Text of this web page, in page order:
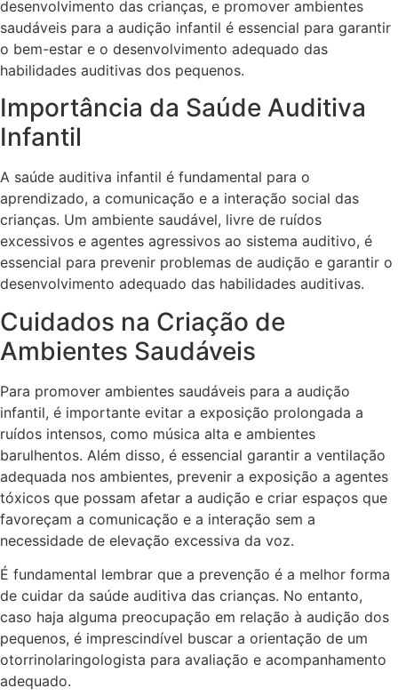
desenvolvimento das crianças, e promover ambientes
saudáveis para a audição infantil é essencial para garantir
o bem-estar e o desenvolvimento adequado das
habilidades auditivas dos pequenos.
Importância da Saúde Auditiva
Infantil
A saúde auditiva infantil é fundamental para o
aprendizado, a comunicação e a interação social das
crianças. Um ambiente saudável, livre de ruídos
excessivos e agentes agressivos ao sistema auditivo, é
essencial para prevenir problemas de audição e garantir o
desenvolvimento adequado das habilidades auditivas.
Cuidados na Criação de
Ambientes Saudáveis
Para promover ambientes saudáveis para a audição
infantil, é importante evitar a exposição prolongada a
ruídos intensos, como música alta e ambientes
barulhentos. Além disso, é essencial garantir a ventilação
adequada nos ambientes, prevenir a exposição a agentes
tóxicos que possam afetar a audição e criar espaços que
favoreçam a comunicação e a interação sem a
necessidade de elevação excessiva da voz.
É fundamental lembrar que a prevenção é a melhor forma
de cuidar da saúde auditiva das crianças. No entanto,
caso haja alguma preocupação em relação à audição dos
pequenos, é imprescindível buscar a orientação de um
otorrinolaringologista para avaliação e acompanhamento
adequado.